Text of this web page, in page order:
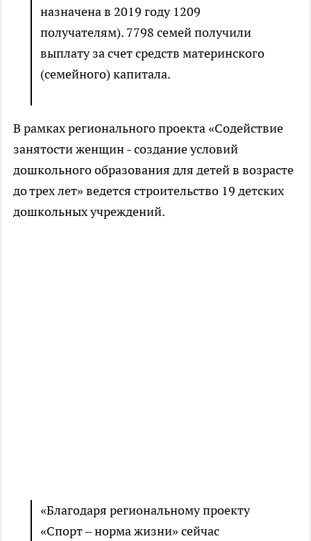
назначена в 2019 году 1209
получателям). 7798 семей получили
выплату за счет средств материнского
(семейного) капитала.
В рамках регионального проекта «Содействие
занятости женщин - создание условий
дошкольного образования для детей в возрасте
до трех лет» ведется строительство 19 детских
дошкольных учреждений.
«Благодаря региональному проекту
«Спорт – норма жизни» сейчас